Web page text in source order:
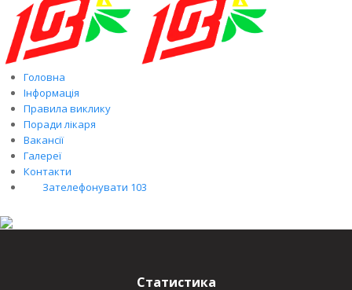
Головна
Інформація
Правила виклику
Поради лікаря
Вакансії
Галереї
Контакти
Зателефонувати 103
Статистика